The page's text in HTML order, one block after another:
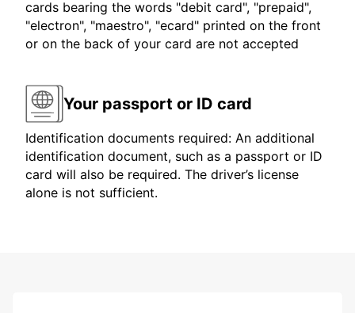
cards bearing the words "debit card", "prepaid",
"electron", "maestro", "ecard" printed on the front
or on the back of your card are not accepted
Your passport or ID card
Identification documents required: An additional
identification document, such as a passport or ID
card will also be required. The driver’s license
alone is not sufficient.